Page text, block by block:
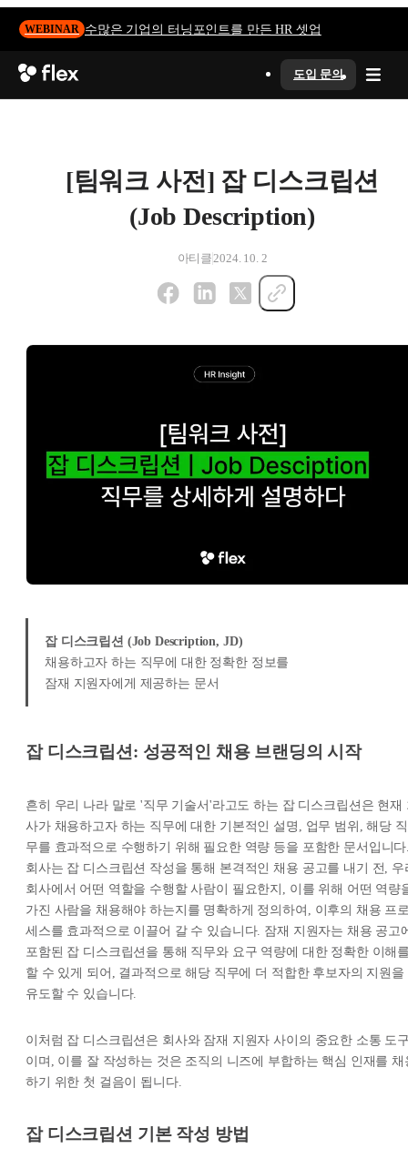
WEBINAR 수많은 기업의 터닝포인트를 만든 HR 셋업
도입 문의
[팀워크 사전] 잡 디스크립션
(Job Description)
아티클 2024. 10. 2
잡 디스크립션 (Job Description, JD)
채용하고자 하는 직무에 대한 정확한 정보를
잠재 지원자에게 제공하는 문서
잡 디스크립션: 성공적인 채용 브랜딩의 시작
흔히 우리 나라 말로 '직무 기술서'라고도 하는 잡 디스크립션은 현재
사가 채용하고자 하는 직무에 대한 기본적인 설명, 업무 범위, 해당 직
무를 효과적으로 수행하기 위해 필요한 역량 등을 포함한 문서입니
회사는 잡 디스크립션 작성을 통해 본격적인 채용 공고를 내기 전, 우
회사에서 어떤 역할을 수행할 사람이 필요한지, 이를 위해 어떤 역량
가진 사람을 채용해야 하는지를 명확하게 정의하여, 이후의 채용 프
세스를 효과적으로 이끌어 갈 수 있습니다. 잠재 지원자는 채용 공고
포함된 잡 디스크립션을 통해 직무와 요구 역량에 대한 정확한 이해
할 수 있게 되어, 결과적으로 해당 직무에 더 적합한 후보자의 지원을
유도할 수 있습니다.
이처럼 잡 디스크립션은 회사와 잠재 지원자 사이의 중요한 소통 도
이며, 이를 잘 작성하는 것은 조직의 니즈에 부합하는 핵심 인재를 채
하기 위한 첫 걸음이 됩니다.
잡 디스크립션 기본 작성 방법